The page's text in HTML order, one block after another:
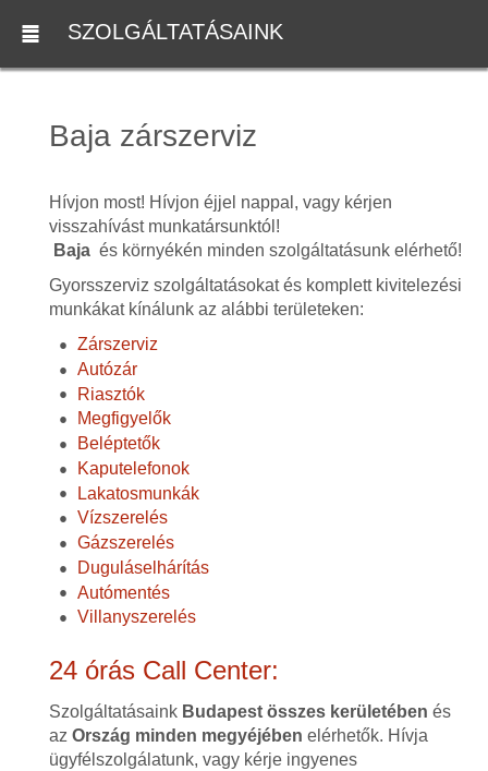
SZOLGÁLTATÁSAINK
Baja zárszerviz
Hívjon most! Hívjon éjjel nappal, vagy kérjen
visszahívást munkatársunktól!
Baja és környékén minden szolgáltatásunk elérhető!
Gyorsszerviz szolgáltatásokat és komplett kivitelezési
munkákat kínálunk az alábbi területeken:
Zárszerviz
Autózár
Riasztók
Megfigyelők
Beléptetők
Kaputelefonok
Lakatosmunkák
Vízszerelés
Gázszerelés
Duguláselhárítás
Autómentés
Villanyszerelés
24 órás Call Center:
Szolgáltatásaink Budapest összes kerületében és
az Ország minden megyéjében elérhetők. Hívja
ügyfélszolgálatunk, vagy kérje ingyenes